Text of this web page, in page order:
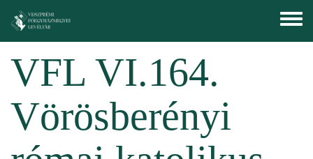
Toggle
menu
VFL VI.164.
Vörösberényi